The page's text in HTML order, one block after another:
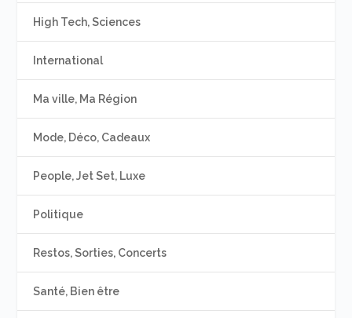
High Tech, Sciences
International
Ma ville, Ma Région
Mode, Déco, Cadeaux
People, Jet Set, Luxe
Politique
Restos, Sorties, Concerts
Santé, Bien être